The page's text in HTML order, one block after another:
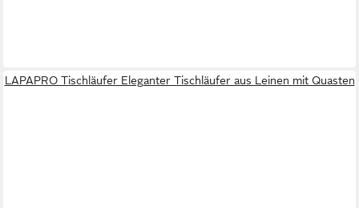
LAPAPRO Tischläufer Eleganter Tischläufer aus Leinen mit Quasten